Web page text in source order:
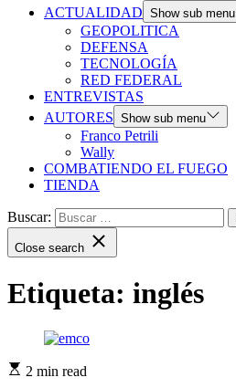
ACTUALIDAD Show sub menu
GEOPOLITICA
DEFENSA
TECNOLOGÍA
RED FEDERAL
ENTREVISTAS
AUTORES Show sub menu
Franco Petrili
Wally
COMBATIENDO EL FUEGO
TIENDA
Buscar:
Close search
Etiqueta: inglés
2 min read